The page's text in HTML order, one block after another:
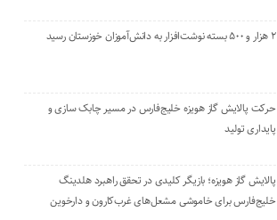
۲ هزار و ۵۰۰ بسته نوشت‌افزار به دانش‌آموزان خوزستان رسید
حرکت پالایش گاز هویزه خلیج‌فارس در مسیر چابک سازی و
پایداری تولید
پالایش گاز هویزه؛ بازیگر کلیدی در تحقق راهبرد هلدینگ
خلیج‌فارس برای خاموشی مشعل‌های غرب‌کارون و دارخوین